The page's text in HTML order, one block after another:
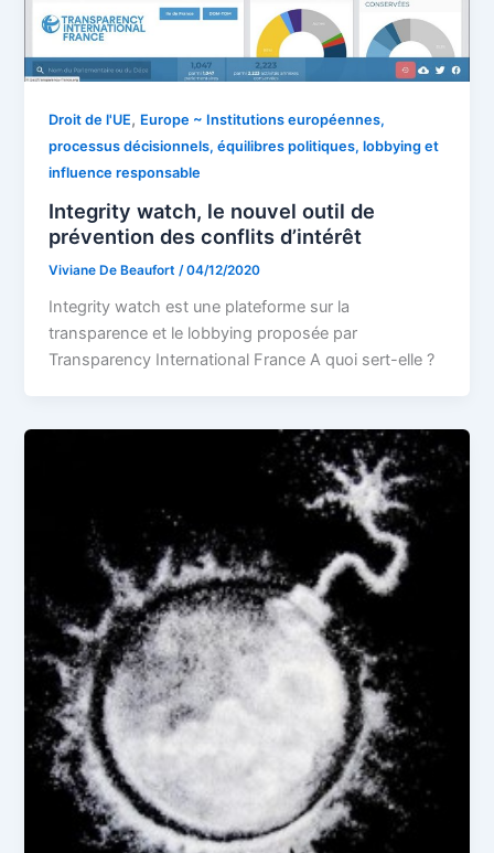
Droit de l'UE, Europe ~ Institutions européennes,
processus décisionnels, équilibres politiques, lobbying et
influence responsable
Integrity watch, le nouvel outil de
prévention des conflits d’intérêt
Viviane De Beaufort /04/12/2020
Integrity watch est une plateforme sur la
transparence et le lobbying proposée par
Transparency International France A quoi sert-elle ?